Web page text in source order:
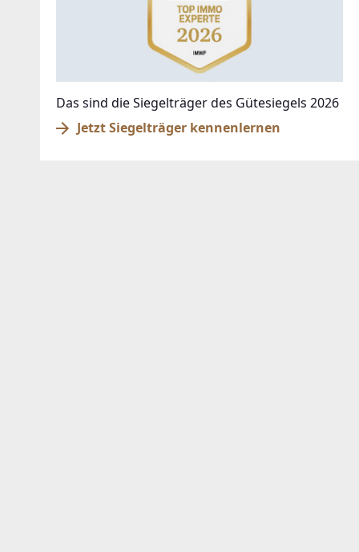
Das sind die Siegelträger des Gütesiegels 2026
Jetzt Siegelträger kennenlernen